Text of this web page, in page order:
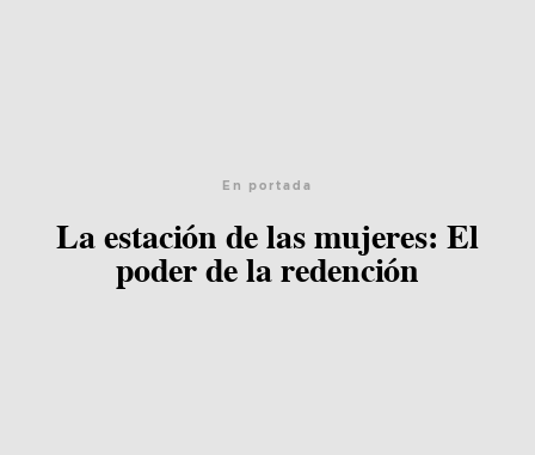
En portada
La estación de las mujeres: El
poder de la redención